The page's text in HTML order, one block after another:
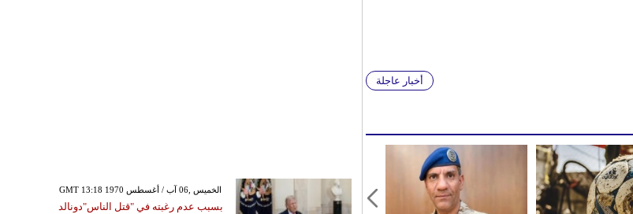
أخبار عاجلة
GMT 13:18 1970 الخميس ,06 آب / أغسطس
بسبب عدم رغبته في "قتل الناس"دونالد